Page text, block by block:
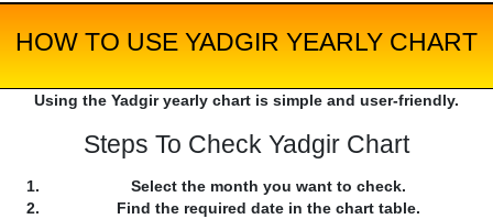
HOW TO USE YADGIR YEARLY CHART
Using the Yadgir yearly chart is simple and user-friendly.
Steps To Check Yadgir Chart
Select the month you want to check.
Find the required date in the chart table.